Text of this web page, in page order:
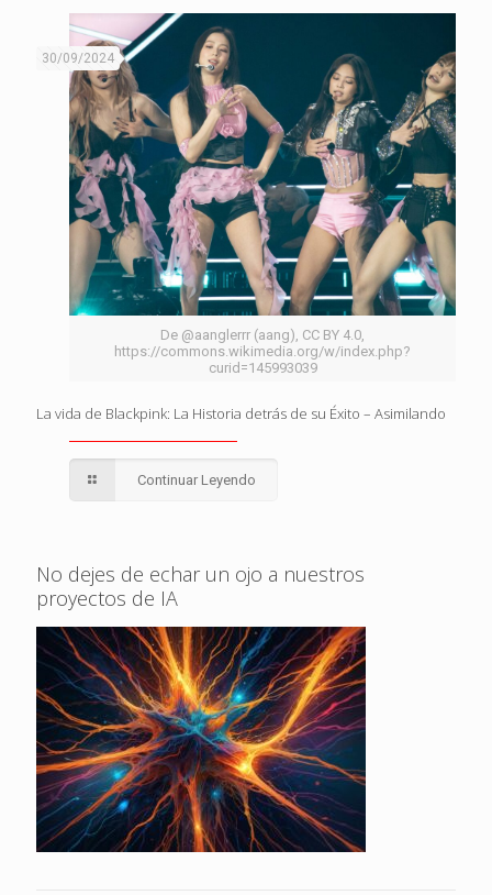
De @aanglerrr (aang), CC BY 4.0,
https://commons.wikimedia.org/w/index.php?
curid=145993039
30/09/2024
La vida de Blackpink: La Historia detrás de su Éxito – Asimilando
Continuar Leyendo
No dejes de echar un ojo a nuestros
proyectos de IA